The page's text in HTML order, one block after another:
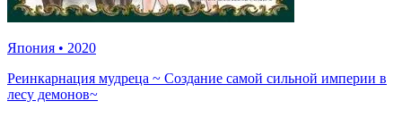
Япония • 2020
Реинкарнация мудреца ~ Создание самой сильной империи в
лесу демонов~